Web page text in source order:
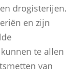
drogisterijen.
en zijn
te allen
van